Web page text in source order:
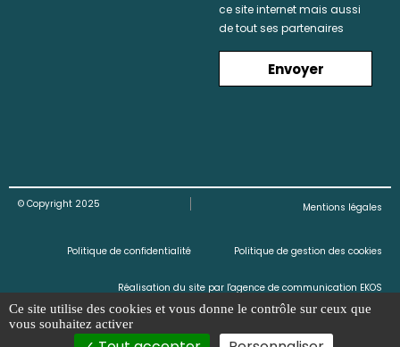
ce site internet mais aussi
de tout ses partenaires
Envoyer
© Copyright 2025 Mentions légales
Politique de confidentialité Politique de gestion des cookies
Réalisation du site par l'agence de communication EKOS
Ce site utilise des cookies et vous donne le contrôle sur ceux que
vous souhaitez activer